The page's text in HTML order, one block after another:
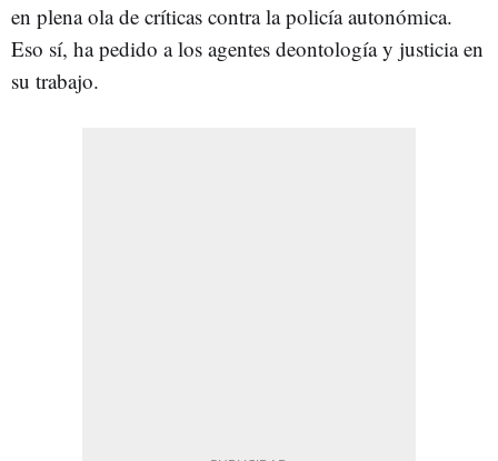
en plena ola de críticas contra la policía autonómica.
Eso sí, ha pedido a los agentes deontología y justicia en
su trabajo.